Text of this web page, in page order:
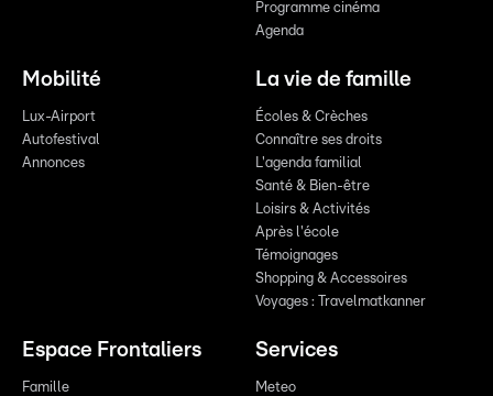
Programme cinéma
Agenda
Mobilité
Lux-Airport
Autofestival
Annonces
La vie de famille
Écoles & Crèches
Connaître ses droits
L'agenda familial
Santé & Bien-être
Loisirs & Activités
Après l'école
Témoignages
Shopping & Accessoires
Voyages : Travelmatkanner
Espace Frontaliers
Famille
Services
Meteo